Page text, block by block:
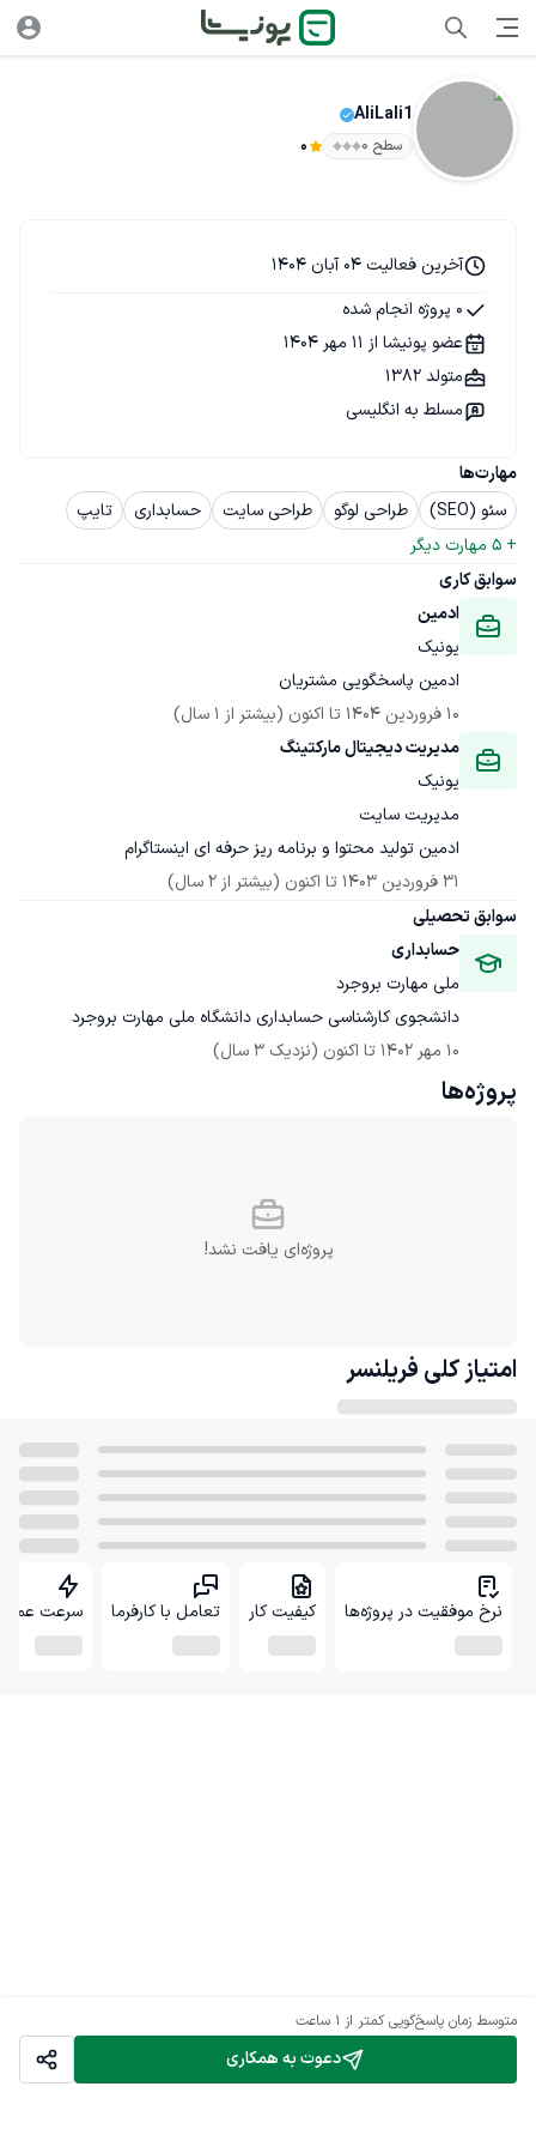
AliLali1
سطح ۰ 0
دعوت به همکاری
متوسط زمان پاسخ‌گویی کمتر از 1 ساعت
مهارت‌ها
سئو (SEO)
طراحی لوگو طراحی سایت حسابداری
تایپ
+
5 مهارت دیگر
سوابق کاری
ادمین
یونیک
ادمین پاسخگویی مشتریان
10 فروردین 1404
تا اکنون (بیشتر از 1 سال)
مدیریت دیجیتال مارکتینگ
یونیک
ادمین تولید محتوا و برنامه ریز حرفه ای اینستاگرام
31 فروردین 1403
تا اکنون (بیشتر از 2 سال)
سوابق تحصیلی
حسابداری
ملی مهارت بروجرد
دانشجوی کارشناسی حسابداری دانشگاه ملی مهارت بروجرد
10 مهر 1402
تا اکنون (نزدیک 3 سال)
آخرین فعالیت 04 آبان 1404
0 پروژه انجام شده
عضو پونیشا از 11 مهر 1404
متولد 1382
مسلط به انگلیسی
پروژه‌ها
پروژه‌ای یافت نشد!
امتیاز کلی فریلنسر
نرخ موفقیت در پروژه‌ها کیفیت کار تعامل با کارفرما سرعت عمل